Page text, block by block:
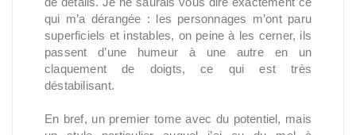
qui m’a dérangée : les personnages m’ont paru
superficiels et instables, on peine à les cerner, ils
passent d’une humeur à une autre en un
claquement de doigts, ce qui est très
déstabilisant.
En bref, un premier tome avec du potentiel, mais